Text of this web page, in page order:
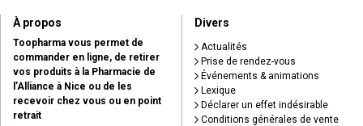
À propos
Toopharma vous permet de
commander en ligne, de retirer
vos produits à la Pharmacie de
l’Alliance à Nice ou de les
recevoir chez vous ou en point
retrait
Divers
Actualités
Prise de rendez-vous
Événements & animations
Lexique
Déclarer un effet indésirable
Conditions générales de vente